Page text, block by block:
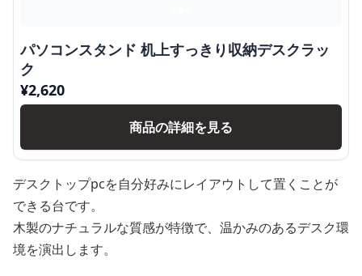
パソコンスタンド 机上すっきり収納デスクラッ
ク
¥2,620
商品の詳細を見る
デスクトップpcを自分好みにレイアウトして置くことが
できる台です。
木製のナチュラルな質感が特徴で、温かみのあるデスク環
境を演出します。